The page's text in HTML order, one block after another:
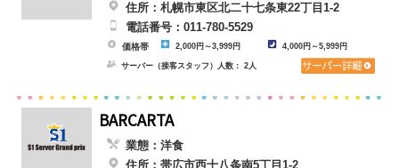
住所：札幌市東区北二十七条東22丁目1-2
電話番号：011-780-5529
価格帯 2,000円～3,999円 4,000円～5,999円
サーバー（接客スタッフ）人数： 2人
BARCARTA
業態：洋食
住所：帯広市西十八条南5丁目1-2